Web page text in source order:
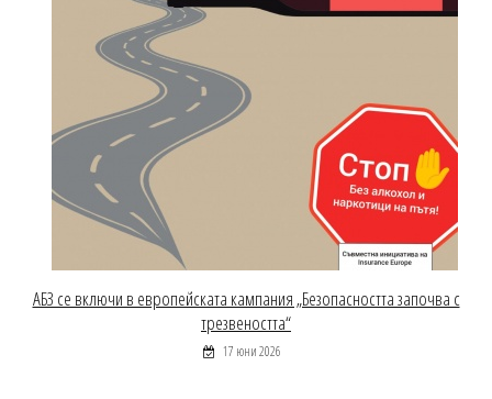
АБЗ се включи в европейската кампания „Безопасността започва с
трезвеността“
17 юни 2026